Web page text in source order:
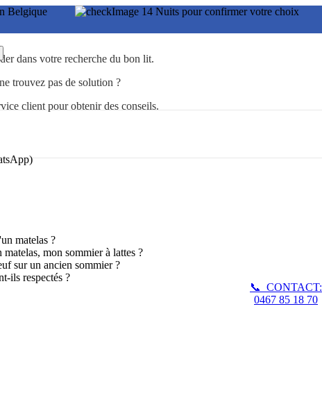
en Belgique 14 Nuits pour confirmer votre choix
dans votre recherche du bon lit.
trouvez pas de solution ?
client pour obtenir des conseils.
matelas ?
mon sommier à lattes ?
sur un ancien sommier ?
ils respectés ?
📞 CONTACT:
0467 85 18 70